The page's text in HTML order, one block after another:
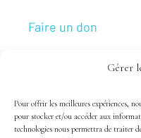
Gérer
Pour offrir les meilleures expériences,
pour stocker et/ou accéder aux
technologies nous permettra de traiter
Faire un don